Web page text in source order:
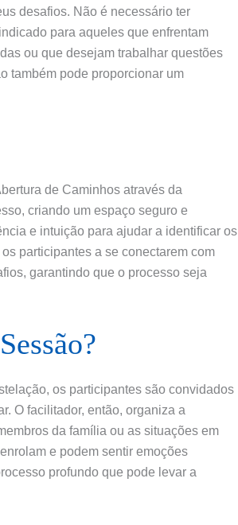
desafios. Não é necessário ter
para aqueles que enfrentam
ou que desejam trabalhar questões
também pode proporcionar um
de Caminhos através da
criando um espaço seguro e
e intuição para ajudar a identificar os
participantes a se conectarem com
garantindo que o processo seja
os participantes são convidados
O facilitador, então, organiza a
da família ou as situações em
e podem sentir emoções
profundo que pode levar a